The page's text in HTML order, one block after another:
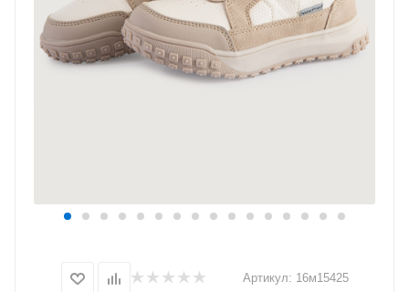
Артикул: 16м15425